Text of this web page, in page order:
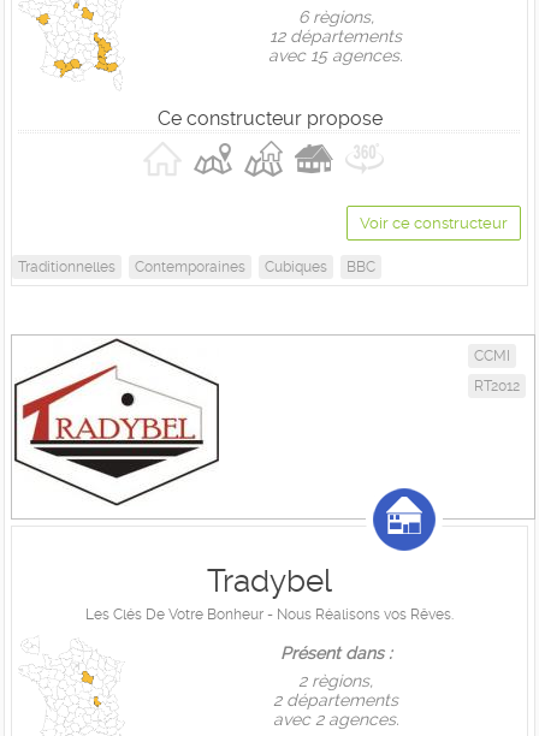
6 règions,
12 départements
avec 15 agences.
Ce constructeur propose
Voir ce constructeur
Traditionnelles Contemporaines Cubiques BBC
CCMI
RT2012
Tradybel
Les Clés De Votre Bonheur - Nous Réalisons vos Rêves.
Présent dans :
2 règions,
2 départements
avec 2 agences.